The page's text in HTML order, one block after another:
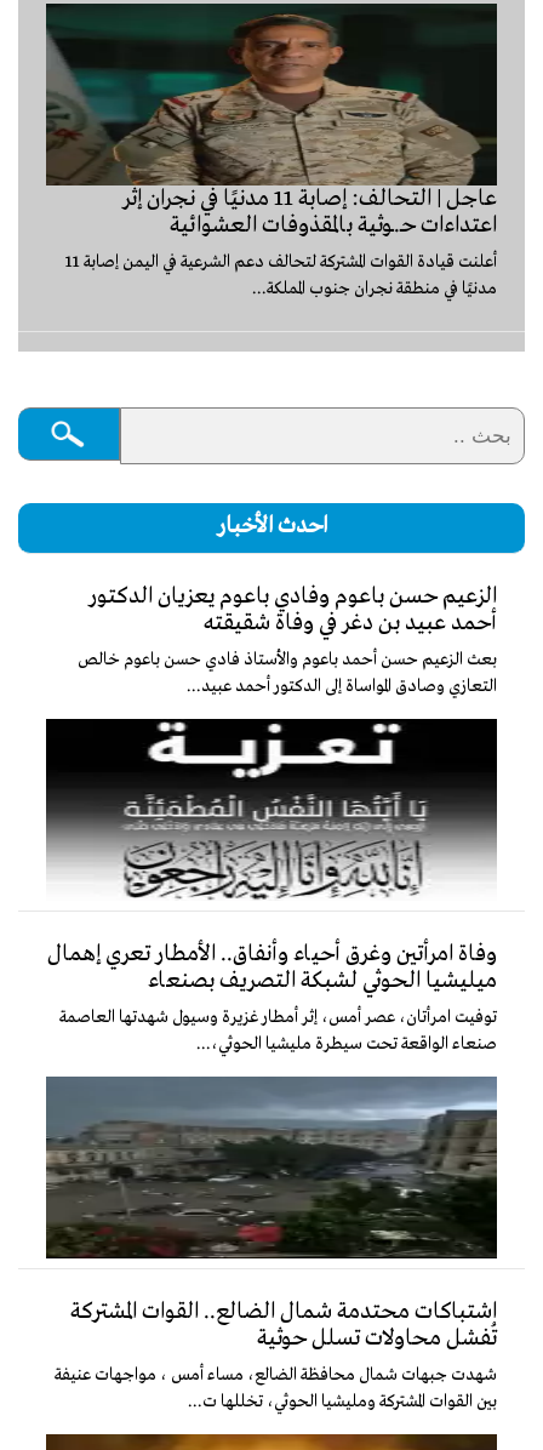
عاجل | التحالف: إصابة 11 مدنيًا في نجران إثر
اعتداءات حـ.ـوثية بالمقذوفات العشوائية
أعلنت قيادة القوات المشتركة لتحالف دعم الشرعية في اليمن إصابة 11
مدنيًا في منطقة نجران جنوب المملكة...
احدث الأخبار
الزعيم حسن باعوم وفادي باعوم يعزيان الدكتور
أحمد عبيد بن دغر في وفاة شقيقته
بعث الزعيم حسن أحمد باعوم والأستاذ فادي حسن باعوم خالص
التعازي وصادق المواساة إلى الدكتور أحمد عبيد...
وفاة امرأتين وغرق أحياء وأنفاق.. الأمطار تعري إهمال
ميليشيا الحوثي لشبكة التصريف بصنعاء
توفيت امرأتان، عصر أمس، إثر أمطار غزيرة وسيول شهدتها العاصمة
صنعاء الواقعة تحت سيطرة مليشيا الحوثي،...
اشتباكات محتدمة شمال الضالع.. القوات المشتركة
تُفشل محاولات تسلل حوثية
شهدت جبهات شمال محافظة الضالع، مساء أمس ، مواجهات عنيفة
بين القوات المشتركة ومليشيا الحوثي، تخللها ت...